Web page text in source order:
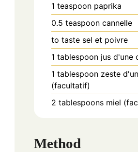
1 teaspoon paprika
0.5 teaspoon cannelle
to taste sel et poivre
1 tablespoon jus d'une
1 tablespoon zeste
(facultatif)
2 tablespoons miel
Method